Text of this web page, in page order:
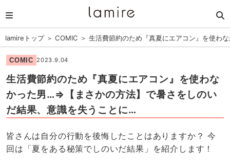
lamireトップ＞ COMIC ＞ 生活費節約のため『真夏にエアコン』を使わ
COMIC 2023.9.04
生活費節約のため『真夏にエアコン』を使わな
かった男…⇒【まさかの方法】で暑さをしのい
だ結果、意識を失うことに…
皆さんは自分の行動を後悔したことはありますか？ 今
回は「夏をある秘策でしのいだ結果」を紹介します！